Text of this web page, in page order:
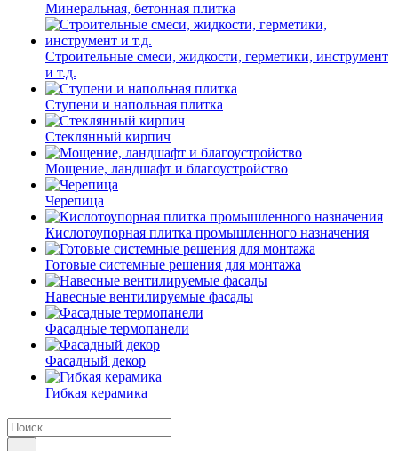
Минеральная, бетонная плитка
Строительные смеси, жидкости, герметики, инструмент
и т.д.
Ступени и напольная плитка
Cтеклянный кирпич
Мощение, ландшафт и благоустройство
Черепица
Кислотоупорная плитка промышленного назначения
Готовые системные решения для монтажа
Навесные вентилируемые фасады
Фасадные термопанели
Фасадный декор
Гибкая керамика